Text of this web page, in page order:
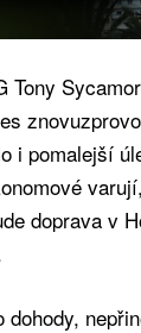
Tony
i pomalejší
doprava v
dohody,